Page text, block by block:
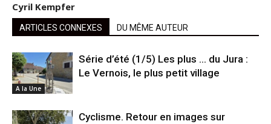
Cyril Kempfer
ARTICLES CONNEXES DU MÊME AUTEUR
A la Une
Série d’été (1/5) Les plus … du Jura :
Le Vernois, le plus petit village
Cyclisme. Retour en images sur